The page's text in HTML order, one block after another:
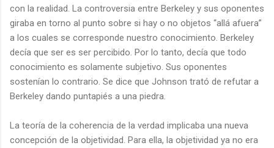
con la realidad. La controversia entre Berkeley y sus oponentes
giraba en torno al punto sobre si hay o no objetos “allá afuera”
a los cuales se corresponde nuestro conocimiento. Berkeley
decía que ser es ser percibido. Por lo tanto, decía que todo
conocimiento es solamente subjetivo. Sus oponentes
sostenían lo contrario. Se dice que Johnson trató de refutar a
Berkeley dando puntapiés a una piedra.
La teoría de la coherencia de la verdad implicaba una nueva
concepción de la objetividad. Para ella, la objetividad ya no era